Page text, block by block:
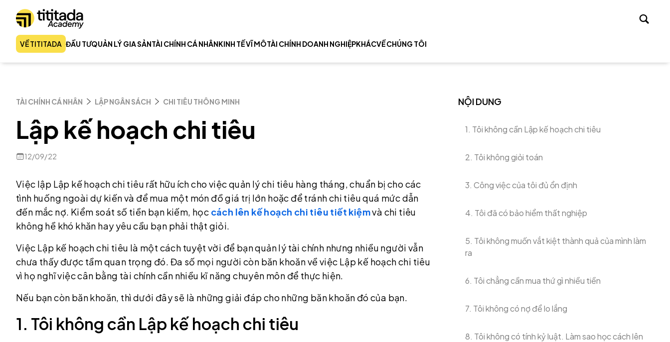
kiếm
VỀ TITITADA ĐẦU TƯQUẢN LÝ GIA SẢNTÀI CHÍNH CÁ NHÂNKINH TẾ VĨ MÔTÀI CHÍNH DOANH NGHIỆPKHÁCVỀ CHÚNG TÔI
TÀI CHÍNH CÁ NHÂN LẬP NGÂN SÁCH CHI TIÊU THÔNG MINH
Lập kế hoạch chi tiêu
12/09/22
NỘI DUNG
1. Tôi không cần Lập kế hoạch chi tiêu
2. Tôi không giỏi toán
3. Công việc của tôi đủ ổn định
4. Tôi đã có bảo hiểm thất nghiệp
5. Tôi không muốn vắt kiệt thành quả của mình làm
ra
6. Tôi chẳng cần mua thứ gì nhiều tiền
7. Tôi không có nợ để lo lắng
8. Tôi không có tính kỷ luật. Làm sao học cách lên
Việc lập Lập kế hoạch chi tiêu rất hữu ích cho việc quản lý chi tiêu hàng tháng, chuẩn bị cho các
tình huống ngoài dự kiến và để mua một món đồ giá trị lớn hoặc để tránh chi tiêu quá mức dẫn
đến mắc nợ. Kiểm soát số tiền bạn kiếm, học cách lên kế hoạch chi tiêu tiết kiệmvà chi tiêu
không hề khó khăn hay yêu cầu bạn phải thật giỏi.
Việc Lập kế hoạch chi tiêu là một cách tuyệt vời để bạn quản lý tài chính nhưng nhiều người vẫn
chưa thấy được tầm quan trọng đó. Đa số mọi người còn băn khoăn về việc Lập kế hoạch chi tiêu
vì họ nghĩ việc cân bằng tài chính cần nhiều kĩ năng chuyên môn để thực hiện.
Nếu bạn còn băn khoăn, thì dưới đây sẽ là những giải đáp cho những băn khoăn đó của bạn.
1. Tôi không cần Lập kế hoạch chi tiêu